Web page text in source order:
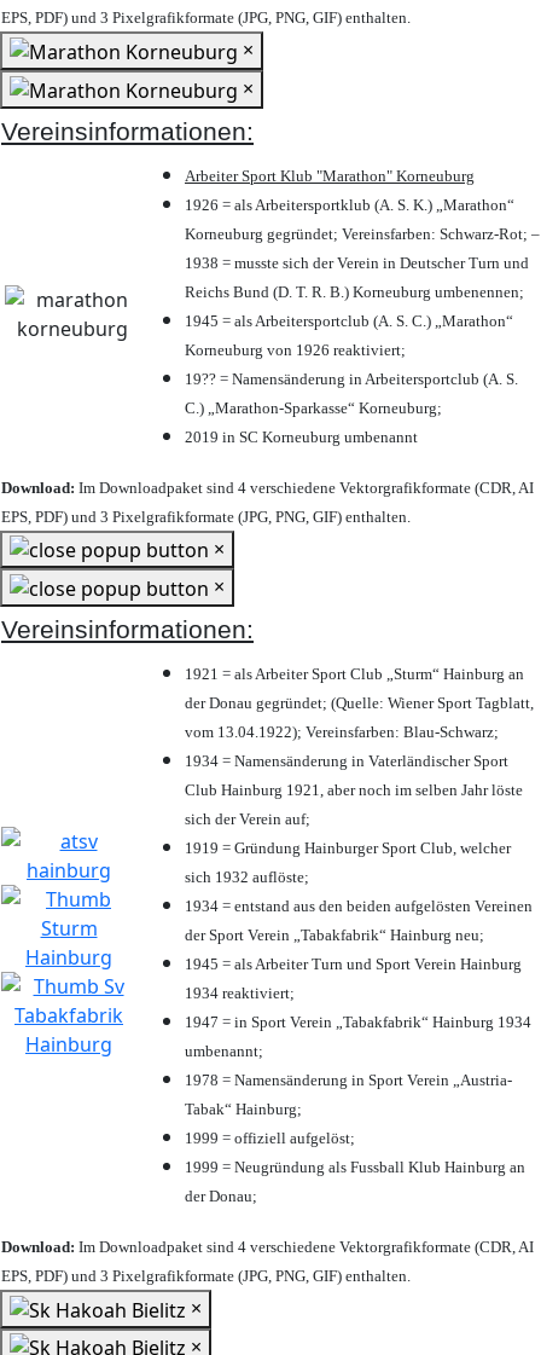
EPS, PDF) und 3 Pixelgrafikformate (JPG, PNG, GIF) enthalten.
×
×
Vereinsinformationen:
Arbeiter Sport Klub "Marathon" Korneuburg
1926 = als Arbeitersportklub (A. S. K.) „Marathon“
Korneuburg gegründet; Vereinsfarben: Schwarz-Rot; –
1938 = musste sich der Verein in Deutscher Turn und
Reichs Bund (D. T. R. B.) Korneuburg umbenennen;
1945 = als Arbeitersportclub (A. S. C.) „Marathon“
Korneuburg von 1926 reaktiviert;
19?? = Namensänderung in Arbeitersportclub (A. S.
C.) „Marathon-Sparkasse“ Korneuburg;
2019 in SC Korneuburg umbenannt
Download: Im Downloadpaket sind 4 verschiedene Vektorgrafikformate (CDR, AI
EPS, PDF) und 3 Pixelgrafikformate (JPG, PNG, GIF) enthalten.
×
×
Vereinsinformationen:
1921 = als Arbeiter Sport Club „Sturm“ Hainburg an
der Donau gegründet; (Quelle: Wiener Sport Tagblatt,
vom 13.04.1922); Vereinsfarben: Blau-Schwarz;
1934 = Namensänderung in Vaterländischer Sport
Club Hainburg 1921, aber noch im selben Jahr löste
sich der Verein auf;
1919 = Gründung Hainburger Sport Club, welcher
sich 1932 auflöste;
1934 = entstand aus den beiden aufgelösten Vereinen
der Sport Verein „Tabakfabrik“ Hainburg neu;
1945 = als Arbeiter Turn und Sport Verein Hainburg
1934 reaktiviert;
1947 = in Sport Verein „Tabakfabrik“ Hainburg 1934
umbenannt;
1978 = Namensänderung in Sport Verein „Austria-
Tabak“ Hainburg;
1999 = offiziell aufgelöst;
1999 = Neugründung als Fussball Klub Hainburg an
der Donau;
Download: Im Downloadpaket sind 4 verschiedene Vektorgrafikformate (CDR, AI
EPS, PDF) und 3 Pixelgrafikformate (JPG, PNG, GIF) enthalten.
×
×